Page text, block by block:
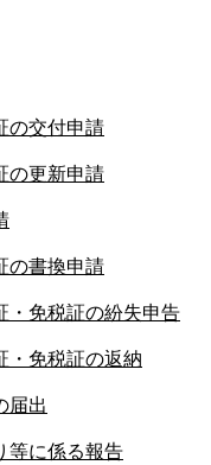
の交付申請
の更新申請
の書換申請
免税証の紛失申告
免税証の返納
届出
に係る報告